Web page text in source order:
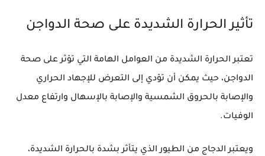
تأثير الحرارة الشديدة على صحة الدواجن
تعتبر الحرارة الشديدة من العوامل الهامة التي تؤثر على صحة
الدواجن، حيث يمكن أن تؤدي إلى التعرض للإجهاد الحراري
والإصابة بالحروق الشمسية والإصابة بالإسهال وارتفاع معدل
الوفيات.
ويعتبر الدجاج من الطيور الذي يتأثر بشدة بالحرارة الشديدة،